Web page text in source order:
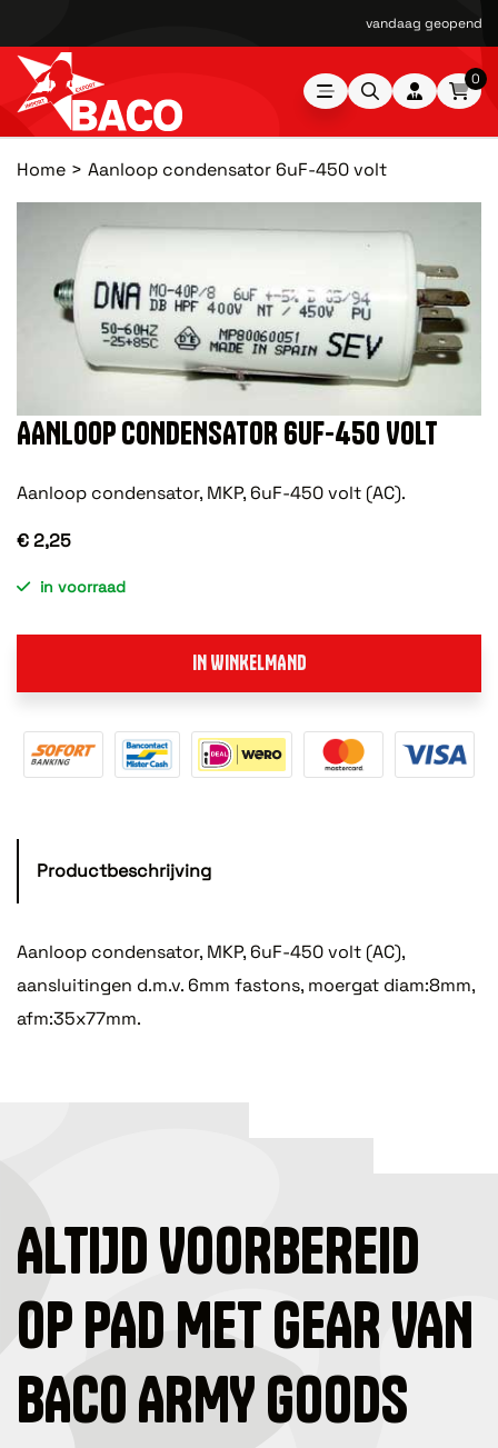
vandaag geopend
0
Home Aanloop condensator 6uF-450 volt
AANLOOP CONDENSATOR 6UF-450 VOLT
Aanloop condensator, MKP, 6uF-450 volt (AC).
€ 2,25
in voorraad
IN WINKELMAND
Productbeschrijving
Aanloop condensator, MKP, 6uF-450 volt (AC),
aansluitingen d.m.v. 6mm fastons, moergat diam:8mm,
afm:35x77mm.
ALTIJD VOORBEREID
OP PAD MET GEAR VAN
BACO ARMY GOODS